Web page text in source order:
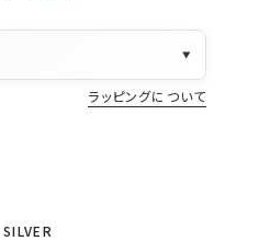
▼
ラッピングについて
SILVER